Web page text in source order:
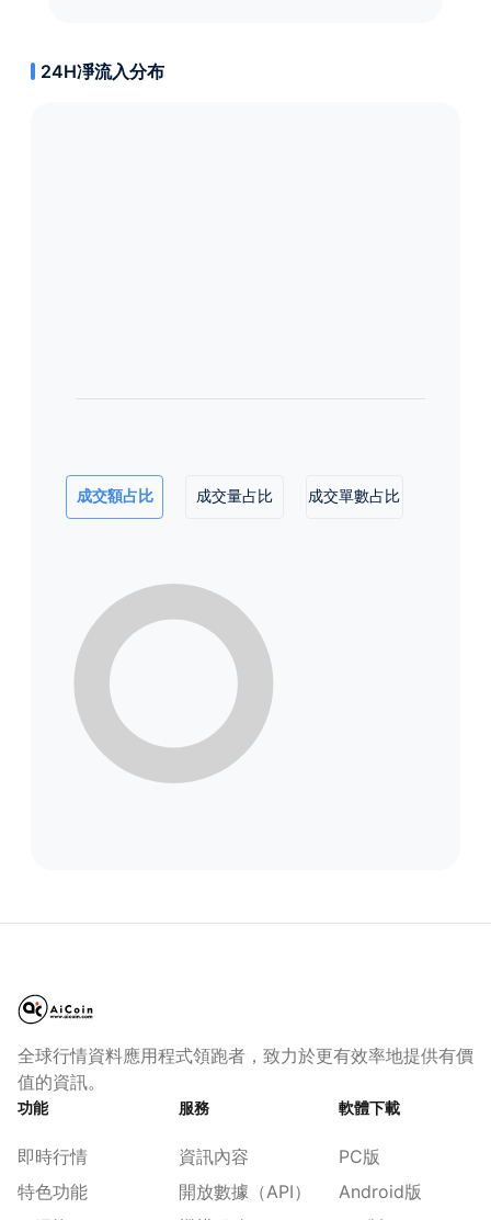
24H凈流入分布
成交額占比 成交量占比 成交單數占比
全球行情資料應用程式領跑者，致力於更有效率地提供有價
值的資訊。
功能
即時行情
特色功能
服務
資訊內容
開放數據（API）
軟體下載
PC版
Android版